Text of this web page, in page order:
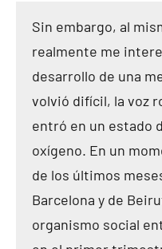
Sin embargo, al
realmente me
desarrollo de una
volvió difícil, la voz
entró en un estado
oxígeno. En un
de los últimos
Barcelona y de
organismo social